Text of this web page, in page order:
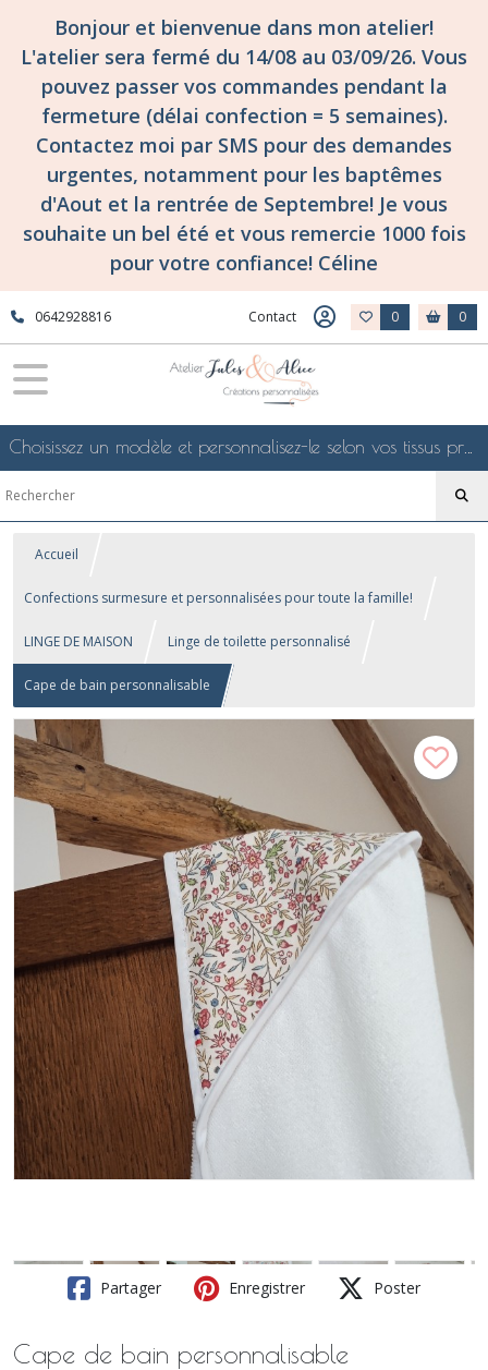
Bonjour et bienvenue dans mon atelier!
L'atelier sera fermé du 14/08 au 03/09/26. Vous
pouvez passer vos commandes pendant la
fermeture (délai confection = 5 semaines).
Contactez moi par SMS pour des demandes
urgentes, notamment pour les baptêmes
d'Aout et la rentrée de Septembre! Je vous
souhaite un bel été et vous remercie 1000 fois
pour votre confiance! Céline
0642928816 Contact 0 0
Choisissez un modèle et personnalisez-le selon vos tissus préférés de mes collections en ligne, je le confectionnerai selon vos souhaits
Accueil
Confections surmesure et personnalisées pour toute la famille!
LINGE DE MAISON Linge de toilette personnalisé
Cape de bain personnalisable
Partager Enregistrer Poster
Cape de bain personnalisable